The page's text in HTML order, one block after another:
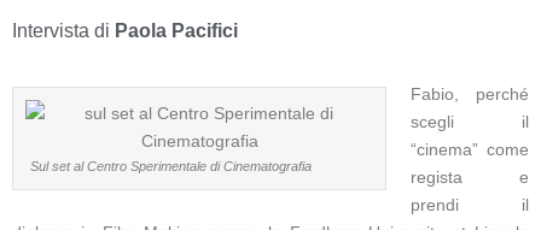
Intervista di Paola Pacifici
Sul set al Centro Sperimentale di Cinematografia
Fabio, perché
scegli il
“cinema” come
regista e
prendi il